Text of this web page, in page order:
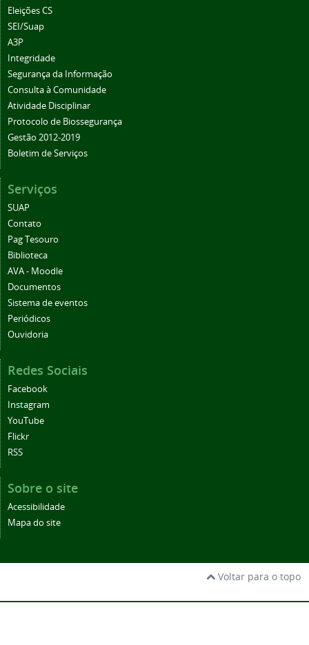
Eleições CS
SEI/Suap
A3P
Integridade
Segurança da Informação
Consulta à Comunidade
Atividade Disciplinar
Protocolo de Biossegurança
Gestão 2012-2019
Boletim de Serviços
Serviços
SUAP
Contato
Pag Tesouro
Biblioteca
AVA - Moodle
Documentos
Sistema de eventos
Periódicos
Ouvidoria
Redes Sociais
Facebook
Instagram
YouTube
Flickr
RSS
Sobre o site
Acessibilidade
Mapa do site
Voltar para o topo